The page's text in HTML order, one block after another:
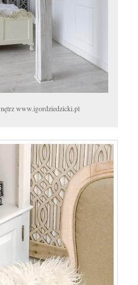
www.igordziedzicki.pl